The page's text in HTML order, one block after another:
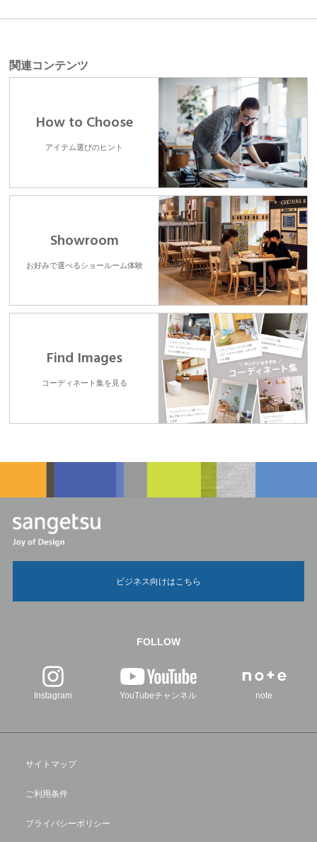
関連コンテンツ
How to Choose
アイテム選びのヒント
Showroom
お好みで選べるショールーム体験
Find Images
コーディネート集を見る
ビジネス向けはこちら
FOLLOW
Instagram YouTubeチャンネル note
サイトマップ
ご利用条件
プライバシーポリシー